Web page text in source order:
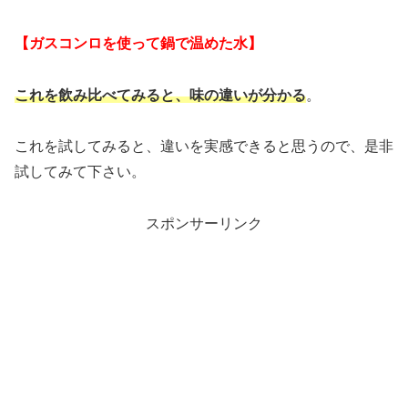
【ガスコンロを使って鍋で温めた水】
これを飲み比べてみると、味の違いが分かる。
これを試してみると、違いを実感できると思うので、是非
試してみて下さい。
スポンサーリンク